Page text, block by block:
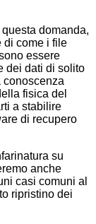
domanda,
di come i file
essere
dei dati di solito
conoscenza
fisica del
a stabilire
di recupero
su
anche
casi comuni al
ripristino dei